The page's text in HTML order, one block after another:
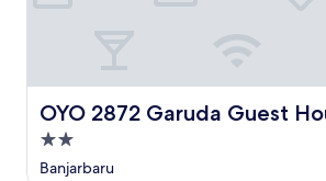
OYO 2872 Garuda Guest
OYO 2872 Garuda Guest House
Properti
bintang
Banjarbaru